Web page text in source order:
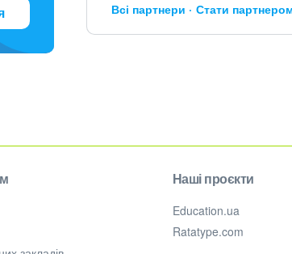
Всі партнери Стати
Наші проєкти
Education.ua
Ratatype.com